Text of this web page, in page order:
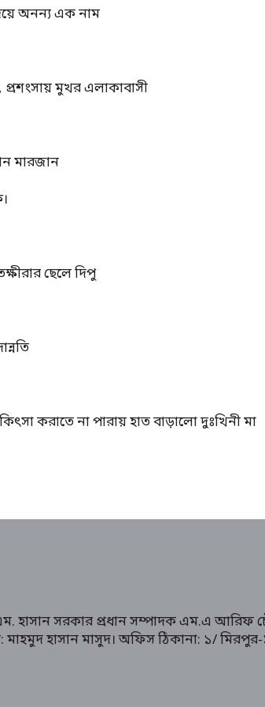
অনন্য এক নাম
প্রশংসায় মুখর এলাকাবাসী
মারজান
ছেলে দিপু
করাতে না পারায় হাত বাড়ালো দুঃখিনী মা
হাসান সরকার প্রধান সম্পাদক এম.এ আরিফ
মাহমুদ হাসান মাসুদ। অফিস ঠিকানা: ১/